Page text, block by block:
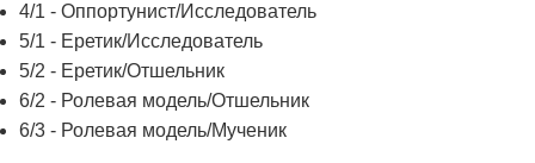
4/1 - Оппортунист/Исследователь
5/1 - Еретик/Исследователь
5/2 - Еретик/Отшельник
6/2 - Ролевая модель/Отшельник
6/3 - Ролевая модель/Мученик